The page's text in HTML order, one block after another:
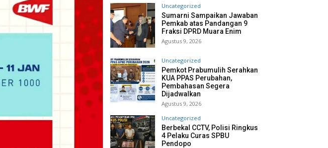
Uncategorized
Sumarni Sampaikan Jawaban
Pemkab atas Pandangan 9
Fraksi DPRD Muara Enim
Agustus 9, 2026
Uncategorized
Pemkot Prabumulih Serahkan
KUA PPAS Perubahan,
Pembahasan Segera
Dijadwalkan
Agustus 9, 2026
Uncategorized
Berbekal CCTV, Polisi Ringkus
4 Pelaku Curas SPBU
Pendopo